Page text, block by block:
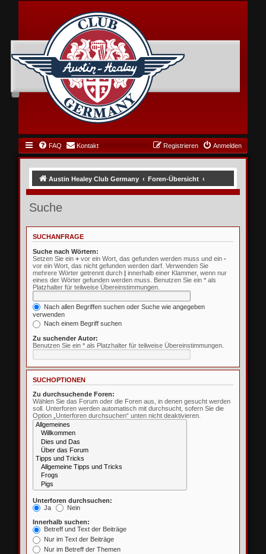
FAQ Kontakt Anmelden
Registrieren
Austin Healey Club Germany Foren-Übersicht
Suche
SUCHANFRAGE
Suche nach Wörtern:
Setzen Sie ein+ vor ein Wort, das gefunden werden muss und ein-
vor ein Wort, das nicht gefunden werden darf. Verwenden Sie
mehrere Wörter getrennt durch| innerhalb einer Klammer, wenn nur
eines der Wörter gefunden werden muss. Benutzen Sie ein * als
Platzhalter für teilweise Übereinstimmungen.
Nach allen Begriffen suchen oder Suche wie angegeben
verwenden
Nach einem Begriff suchen
Zu suchender Autor:
Benutzen Sie ein * als Platzhalter für teilweise Übereinstimmungen.
SUCHOPTIONEN
Zu durchsuchende Foren:
Wählen Sie das Forum oder die Foren aus, in denen gesucht werden
soll. Unterforen werden automatisch mit durchsucht, sofern Sie die
Option „Unterforen durchsuchen“ unten nicht deaktivieren.
Unterforen durchsuchen:
Ja
Nein
Innerhalb suchen:
Betreff und Text der Beiträge
Nur im Text der Beiträge
Nur im Betreff der Themen